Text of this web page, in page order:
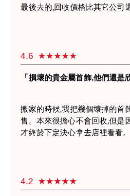
最後去的,回收價格比其它公司
度也是最好的。在店裡享受服
4.6
「損壞的貴金屬首飾,他們還是
搬家的時候,我把幾個壞掉的首
售。本來很擔心不會回收,但是
才終於下定決心拿去店裡看看。
10K,嚇了我一跳。後來聽到店
飾或貴金屬的顧客很多呦！」
4.2